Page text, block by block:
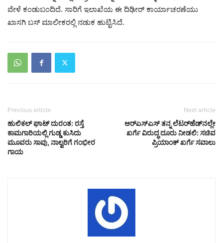
ವೇಳೆ ಕಂಡುಬಂದಿದೆ. ಸಾರಿಗೆ ಇಲಾಖೆಯ ಈ ದಿಢೀರ್ ಕಾರ್ಯಾಚರಣೆಯು
ಖಾಸಗಿ ಬಸ್ ಮಾಲೀಕರಲ್ಲಿ ನಡುಕ ಹುಟ್ಟಿಸಿದೆ.
Previous article
ಹುಲಿಕಲ್ ಘಾಟ್ ದುರಂತ: ರಸ್ತೆ
ಕಾಮಗಾರಿಯಲ್ಲಿ ಗುಡ್ಡ ಕುಸಿದು
ಮೂವರು ಸಾವು, ನಾಲ್ವರಿಗೆ ಗಂಭೀರ
ಗಾಯ
Next article
ಆರ್‌ಎಸ್‌ಎಸ್ ತನ್ನ ಲೆಟರ್‌ಹೆಡ್‌ನಲ್ಲೇ
ಖರ್ಗೆ ವಿರುದ್ಧ ದೂರು ನೀಡಲಿ: ಸಚಿವ
ಪ್ರಿಯಾಂಕ್ ಖರ್ಗೆ ಸವಾಲು